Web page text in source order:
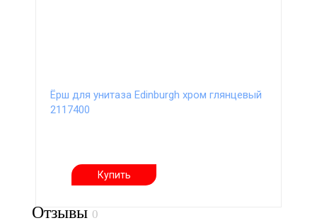
Ёрш для унитаза Edinburgh хром глянцевый
2117400
Купить
Отзывы 0